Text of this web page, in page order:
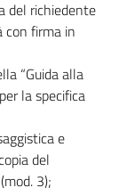
del richiedente
con firma in
“Guida alla
la specifica
e
del
3);